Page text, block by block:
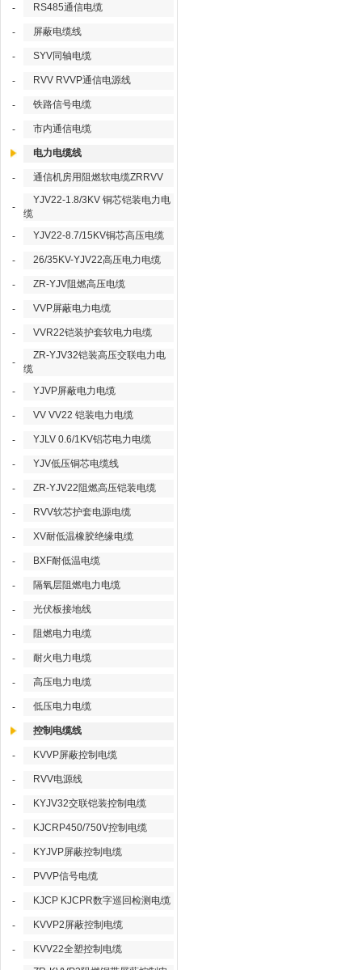
- RS485通信电缆
- 屏蔽电缆线
- SYV同轴电缆
- RVV RVVP通信电源线
- 铁路信号电缆
- 市内通信电缆
电力电缆线
- 通信机房用阻燃软电缆ZRRVV
-
YJV22-1.8/3KV 铜芯铠装电力电
缆
-
YJV22-8.7/15KV铜芯高压电缆
- 26/35KV-YJV22高压电力电缆
- ZR-YJV阻燃高压电缆
- VVP屏蔽电力电缆
- VVR22铠装护套软电力电缆
-
ZR-YJV32铠装高压交联电力电
缆
-
YJVP屏蔽电力电缆
- VV VV22 铠装电力电缆
- YJLV 0.6/1KV铝芯电力电缆
- YJV低压铜芯电缆线
- ZR-YJV22阻燃高压铠装电缆
- RVV软芯护套电源电缆
- XV耐低温橡胶绝缘电缆
- BXF耐低温电缆
- 隔氧层阻燃电力电缆
- 光伏板接地线
- 阻燃电力电缆
- 耐火电力电缆
- 高压电力电缆
- 低压电力电缆
控制电缆线
- KVVP屏蔽控制电缆
- RVV电源线
- KYJV32交联铠装控制电缆
- KJCRP450/750V控制电缆
- KYJVP屏蔽控制电缆
- PVVP信号电缆
- KJCP KJCPR数字巡回检测电缆
- KVVP2屏蔽控制电缆
-
KVV22全塑控制电缆